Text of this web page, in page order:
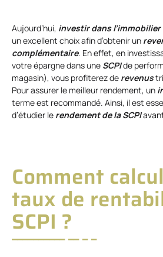
Aujourd’hui, investir dans
un excellent choix afin d’obtenir un
complémentaire. En effet, en
votre épargne dans une SCPIde
magasin), vous profiterez de revenus
Pour assurer le meilleur rendement, un
terme est recommandé. Ainsi, il est
d’étudier le rendement de la SCPI
Comment
taux de
SCPI ?